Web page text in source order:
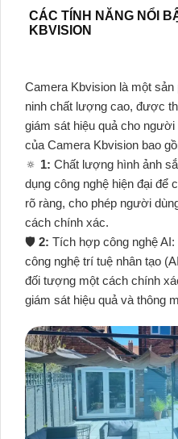
CÁC TÍNH NĂNG NỔI
KBVISION
Camera Kbvision là một
ninh chất lượng cao, được
giám sát hiệu quả cho
của Camera Kbvision bao
🔅 1: Chất lượng hình ảnh
dụng công nghệ hiện đại để
rõ ràng, cho phép người
cách chính xác.
🛡 2: Tích hợp công nghệ
công nghệ trí tuệ nhân tạo
đối tượng một cách chính
giám sát hiệu quả và thông